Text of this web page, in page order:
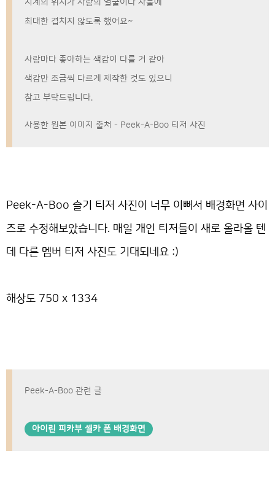
시계의 위치가 사람의 얼굴이나 사물에
최대한 겹치지 않도록 했어요~
사람마다 좋아하는 색감이 다를 거 같아
색감만 조금씩 다르게 제작한 것도 있으니
참고 부탁드립니다.
사용한 원본 이미지 출처 - Peek-A-Boo 티저 사진
Peek-A-Boo 슬기 티저 사진이 너무 이뻐서 배경화면 사이
즈로 수정해보았습니다. 매일 개인 티저들이 새로 올라올 텐
데 다른 멤버 티저 사진도 기대되네요 :)
해상도 750 x 1334
Peek-A-Boo 관련 글
아이린 피카부 셀카 폰 배경화면